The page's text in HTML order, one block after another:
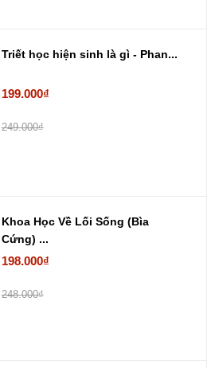
Triết học hiện sinh là gì - Phan...
199.000₫
249.000₫
Khoa Học Về Lối Sống (Bìa
Cứng) ...
198.000₫
248.000₫